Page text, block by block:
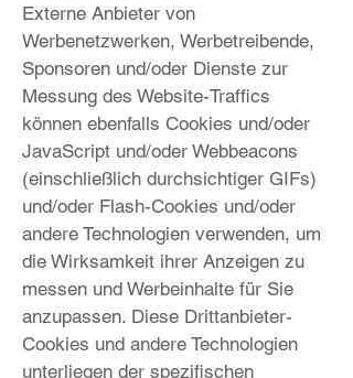
Externe Anbieter von
Werbenetzwerken, Werbetreibende,
Sponsoren und/oder Dienste zur
Messung des Website-Traffics
können ebenfalls Cookies und/oder
JavaScript und/oder Webbeacons
(einschließlich durchsichtiger GIFs)
und/oder Flash-Cookies und/oder
andere Technologien verwenden, um
die Wirksamkeit ihrer Anzeigen zu
messen und Werbeinhalte für Sie
anzupassen. Diese Drittanbieter-
Cookies und andere Technologien
unterliegen der spezifischen